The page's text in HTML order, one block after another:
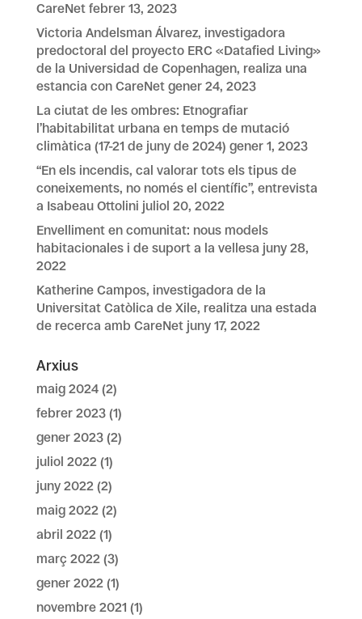
CareNet febrer 13, 2023
Victoria Andelsman Álvarez, investigadora
predoctoral del proyecto ERC «Datafied Living»
de la Universidad de Copenhagen, realiza una
estancia con CareNet gener 24, 2023
La ciutat de les ombres: Etnografiar
l’habitabilitat urbana en temps de mutació
climàtica (17-21 de juny de 2024) gener 1, 2023
“En els incendis, cal valorar tots els tipus de
coneixements, no només el científic”, entrevista
a Isabeau Ottolini juliol 20, 2022
Envelliment en comunitat: nous models
habitacionales i de suport a la vellesa juny 28,
2022
Katherine Campos, investigadora de la
Universitat Catòlica de Xile, realitza una estada
de recerca amb CareNet juny 17, 2022
Arxius
maig 2024(2)
febrer 2023(1)
gener 2023(2)
juliol 2022(1)
juny 2022(2)
maig 2022(2)
abril 2022(1)
març 2022(3)
gener 2022(1)
novembre 2021 (1)